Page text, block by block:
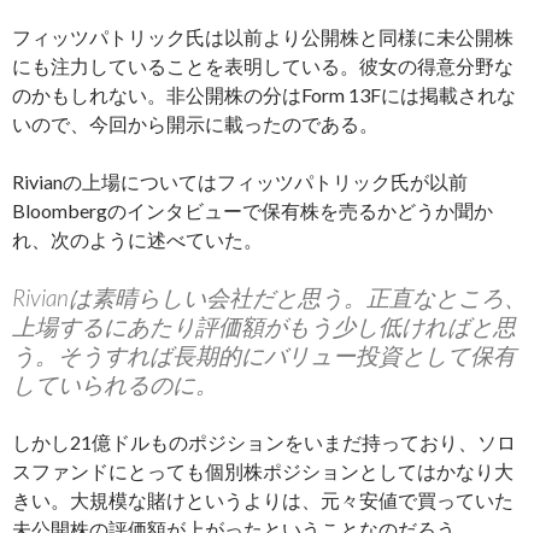
フィッツパトリック氏は以前より公開株と同様に未公開株
にも注力していることを表明している。彼女の得意分野な
のかもしれない。非公開株の分はForm 13Fには掲載されな
いので、今回から開示に載ったのである。
Rivianの上場についてはフィッツパトリック氏が以前
Bloombergのインタビューで保有株を売るかどうか聞か
れ、次のように述べていた。
Rivianは素晴らしい会社だと思う。正直なところ、
上場するにあたり評価額がもう少し低ければと思
う。そうすれば長期的にバリュー投資として保有
していられるのに。
しかし21億ドルものポジションをいまだ持っており、ソロ
スファンドにとっても個別株ポジションとしてはかなり大
きい。大規模な賭けというよりは、元々安値で買っていた